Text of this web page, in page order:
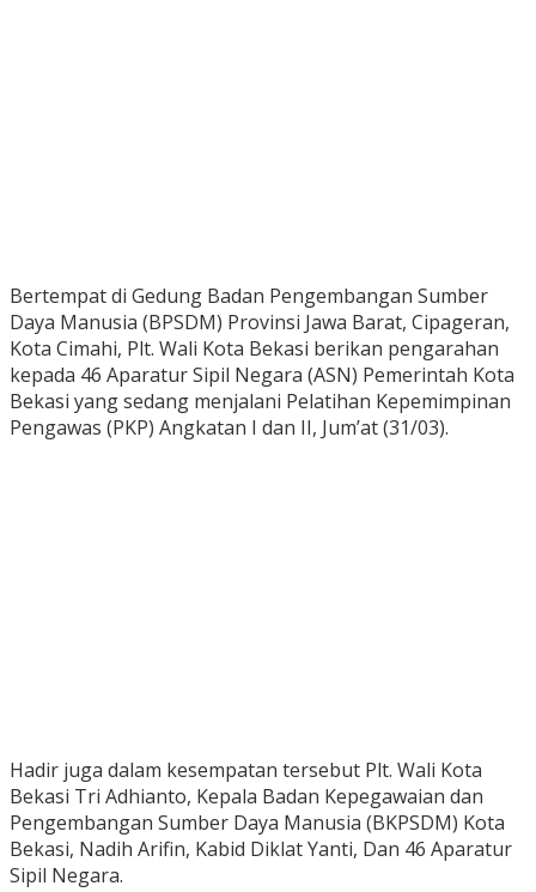
Bertempat di Gedung Badan Pengembangan Sumber
Daya Manusia (BPSDM) Provinsi Jawa Barat, Cipageran,
Kota Cimahi, Plt. Wali Kota Bekasi berikan pengarahan
kepada 46 Aparatur Sipil Negara (ASN) Pemerintah Kota
Bekasi yang sedang menjalani Pelatihan Kepemimpinan
Pengawas (PKP) Angkatan I dan II, Jum’at (31/03).
Hadir juga dalam kesempatan tersebut Plt. Wali Kota
Bekasi Tri Adhianto, Kepala Badan Kepegawaian dan
Pengembangan Sumber Daya Manusia (BKPSDM) Kota
Bekasi, Nadih Arifin, Kabid Diklat Yanti, Dan 46 Aparatur
Sipil Negara.